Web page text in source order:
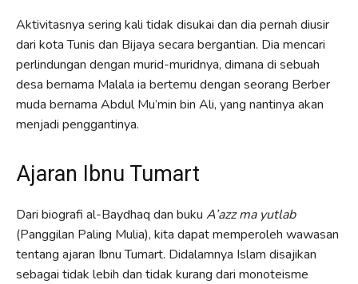
Aktivitasnya sering kali tidak disukai dan dia pernah diusir
dari kota Tunis dan Bijaya secara bergantian. Dia mencari
perlindungan dengan murid-muridnya, dimana di sebuah
desa bernama Malala ia bertemu dengan seorang Berber
muda bernama Abdul Mu’min bin Ali, yang nantinya akan
menjadi penggantinya.
Ajaran Ibnu Tumart
Dari biografi al-Baydhaq dan buku A’azz ma yutlab
(Panggilan Paling Mulia), kita dapat memperoleh wawasan
tentang ajaran Ibnu Tumart. Didalamnya Islam disajikan
sebagai tidak lebih dan tidak kurang dari monoteisme